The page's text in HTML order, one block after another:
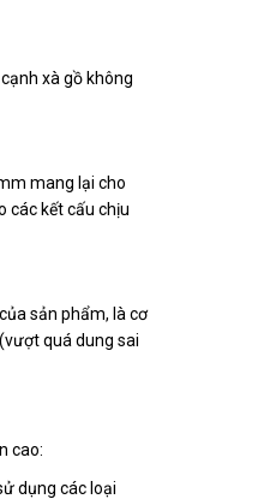
xà gồ không
mang lại cho
các kết cấu chịu
sản phẩm, là cơ
quá dung sai
cao:
dụng các loại